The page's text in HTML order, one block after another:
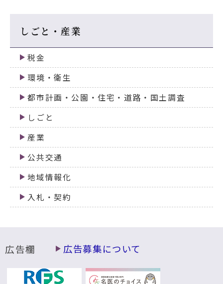
しごと・産業
税金
環境・衛生
都市計画・公園・住宅・道路・国土調査
しごと
産業
公共交通
地域情報化
入札・契約
広告欄 広告募集について